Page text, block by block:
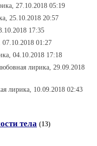
27.10.2018 05:19
25.10.2018 20:57
17:35
01:27
04.10.2018 17:18
лирика, 29.09.2018
лирика, 10.09.2018 02:43
тела (13)